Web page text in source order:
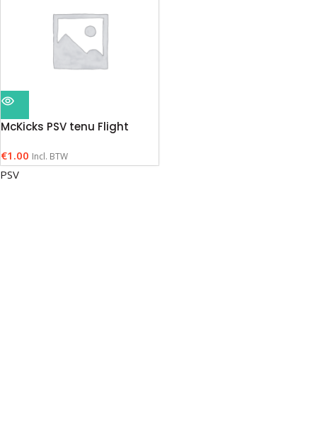
McKicks PSV tenu Flight
€1.00 Incl. BTW
PSV